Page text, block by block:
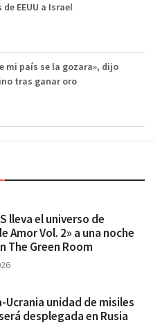
EEUU a Israel
mi país se la gozara», dijo
tras ganar oro
lleva el universo de
Amor Vol. 2» a una noche
The Green Room
Ucrania unidad de misiles
desplegada en Rusia